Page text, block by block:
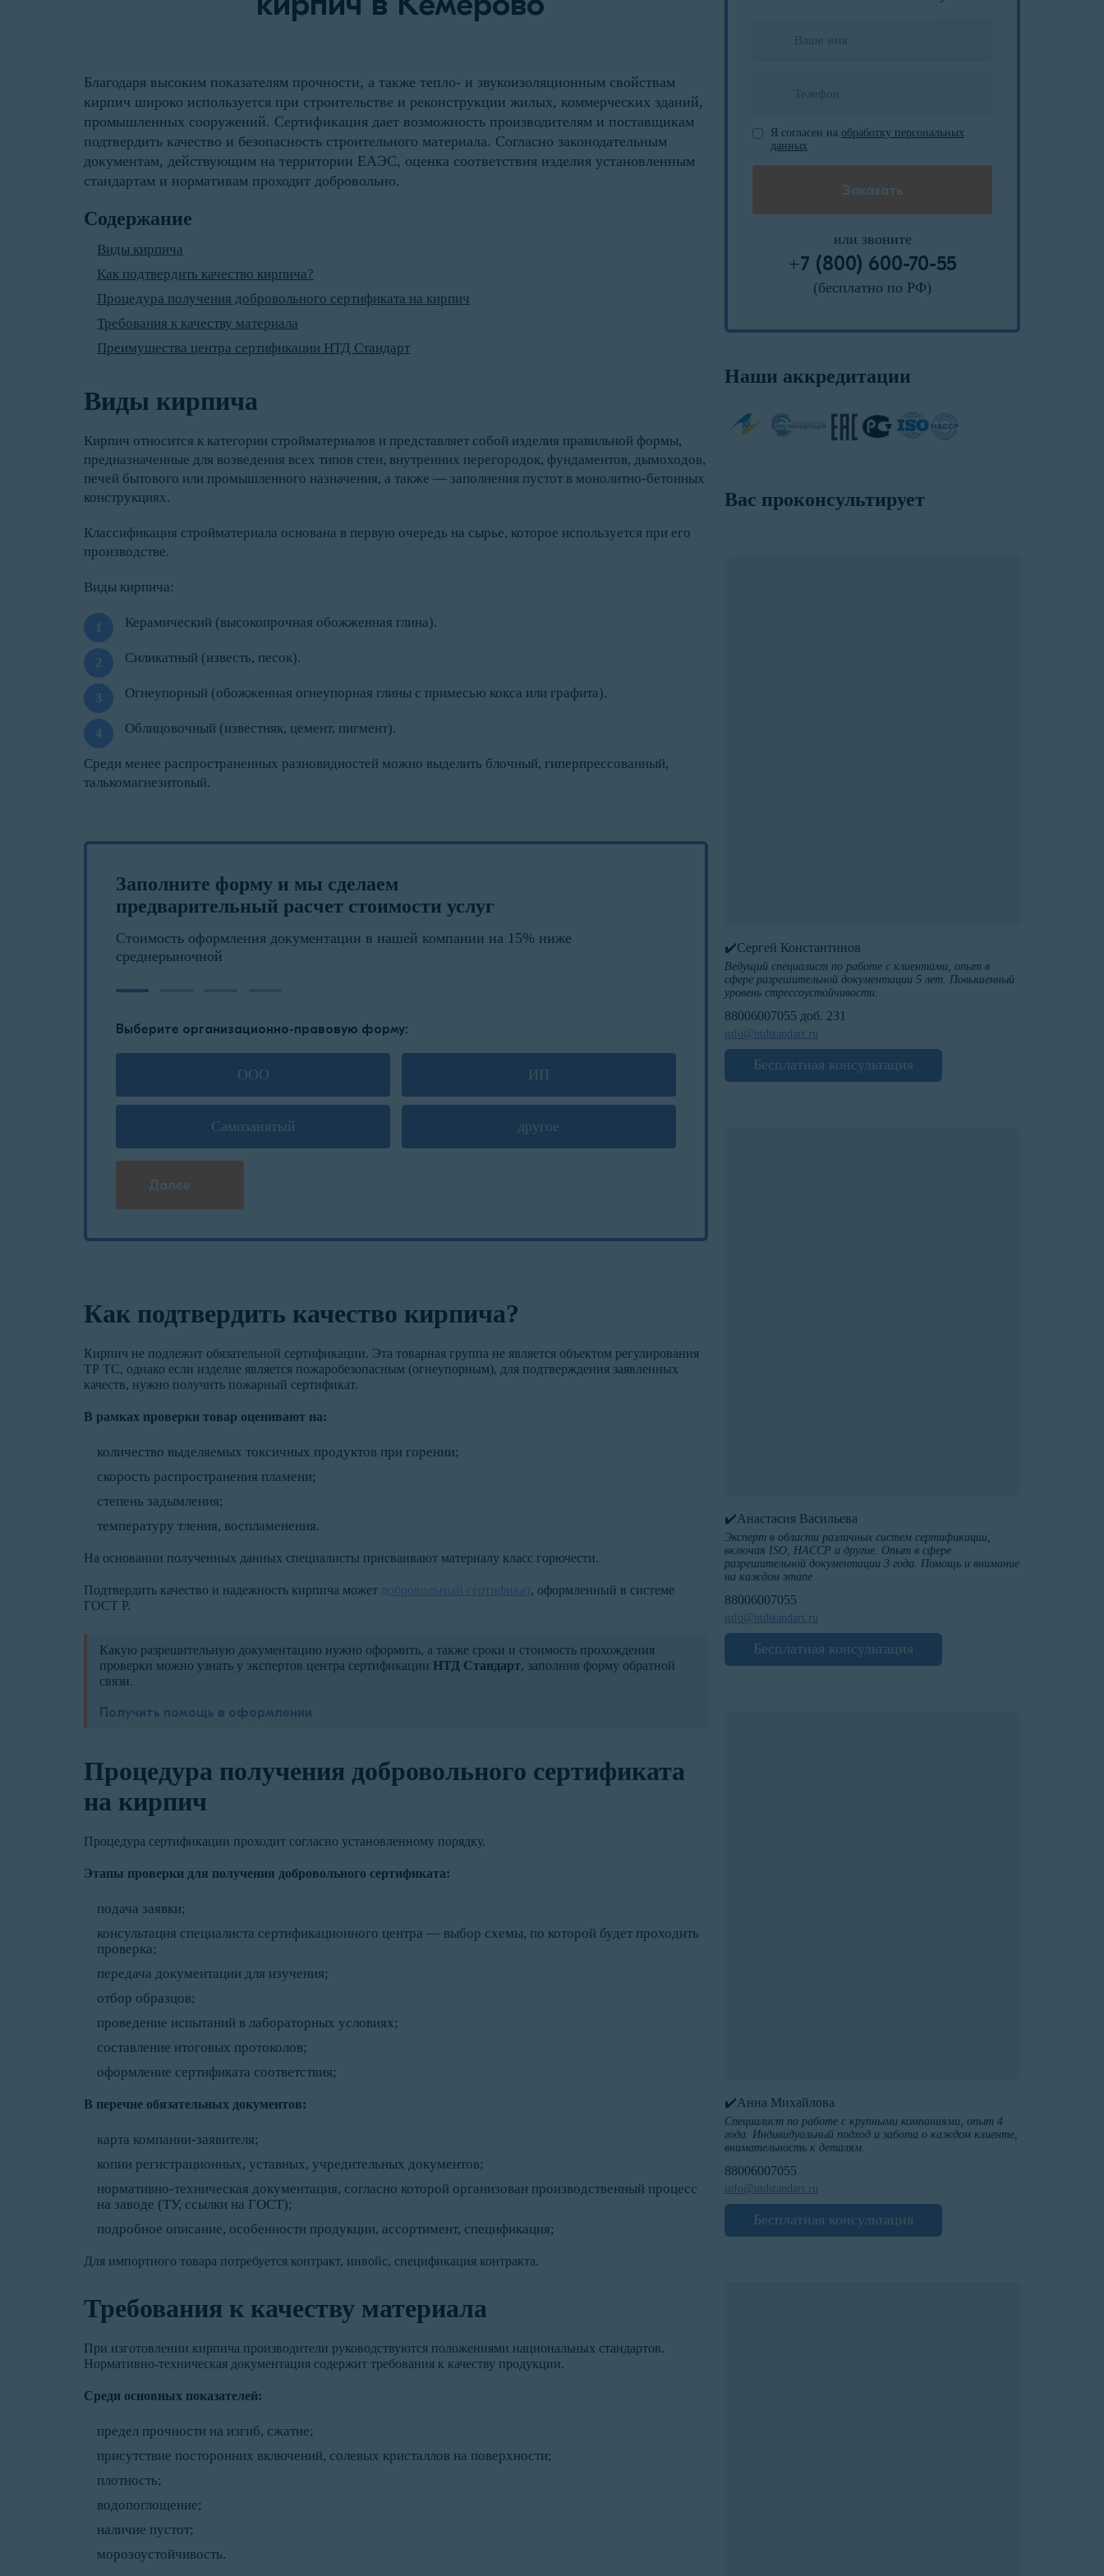
Благодаря высоким показателям прочности, а также тепло- и звукоизоляционным свойствам
кирпич широко используется при строительстве и реконструкции жилых, коммерческих зданий,
промышленных сооружений. Сертификация дает возможность производителям и поставщикам
подтвердить качество и безопасность строительного материала. Согласно законодательным
документам, действующим на территории ЕАЭС, оценка соответствия изделия установленным
стандартам и нормативам проходит добровольно.
Содержание
Виды кирпича
Как подтвердить качество кирпича?
Процедура получения добровольного сертификата на кирпич
Требования к качеству материала
Преимущества центра сертификации НТД Стандарт
Виды кирпича
Кирпич относится к категории стройматериалов и представляет собой изделия правильной формы,
предназначенные для возведения всех типов стен, внутренних перегородок, фундаментов, дымоходов,
печей бытового или промышленного назначения, а также — заполнения пустот в монолитно-бетонных
конструкциях.
Классификация стройматериала основана в первую очередь на сырье, которое используется при его
производстве.
Виды кирпича:
Керамический (высокопрочная обожженная глина).
Силикатный (известь, песок).
Огнеупорный (обожженная огнеупорная глины с примесью кокса или графита).
Облицовочный (известняк, цемент, пигмент).
Среди менее распространенных разновидностей можно выделить блочный, гиперпрессованный,
талькомагнезитовый.
Заполните форму и мы сделаем
предварительный расчет стоимости услуг
Стоимость оформления документации в нашей компании на 15% ниже
среднерыночной
Выберите организационно-правовую форму:
ООО ИП
Самозанятый другое
Далее
Как подтвердить качество кирпича?
Кирпич не подлежит обязательной сертификации. Эта товарная группа не является объектом регулирования
ТР ТС, однако если изделие является пожаробезопасным (огнеупорным), для подтверждения заявленных
качеств, нужно получить пожарный сертификат.
В рамках проверки товар оценивают на:
количество выделяемых токсичных продуктов при горении;
скорость распространения пламени;
степень задымления;
температуру тления, воспламенения.
На основании полученных данных специалисты присваивают материалу класс горючести.
Подтвердить качество и надежность кирпича может добровольный сертификат, оформленный в системе
ГОСТ Р.
Какую разрешительную документацию нужно оформить, а также сроки и стоимость прохождения
проверки можно узнать у экспертов центра сертификации НТД Стандарт, заполнив форму обратной
связи.
Получить помощь в оформлении
Процедура получения добровольного сертификата
на кирпич
Процедура сертификации проходит согласно установленному порядку.
Этапы проверки для получения добровольного сертификата:
подача заявки;
консультация специалиста сертификационного центра — выбор схемы, по которой будет проходить
проверка;
передача документации для изучения;
отбор образцов;
проведение испытаний в лабораторных условиях;
составление итоговых протоколов;
оформление сертификата соответствия;
В перечне обязательных документов:
карта компании-заявителя;
копии регистрационных, уставных, учредительных документов;
нормативно-техническая документация, согласно которой организован производственный процесс
на заводе (ТУ, ссылки на ГОСТ);
подробное описание, особенности продукции, ассортимент, спецификация;
Для импортного товара потребуется контракт, инвойс, спецификация контракта.
Требования к качеству материала
При изготовлении кирпича производители руководствуются положениями национальных стандартов.
Нормативно-техническая документация содержит требования к качеству продукции.
Среди основных показателей:
предел прочности на изгиб, сжатие;
присутствие посторонних включений, солевых кристаллов на поверхности;
плотность;
водопоглощение;
наличие пустот;
морозоустойчивость.
Я согласен на обработку персональных
данных
или звоните
+7 (800) 600-70-55
(бесплатно по РФ)
Наши аккредитации
Вас проконсультирует
✔️Сергей Константинов
Ведущий специалист по работе с клиентами, опыт в
сфере разрешительной документации 5 лет. Повышенный
уровень стрессоустойчивости.
88006007055 доб. 231
info@ntdstandart.ru
Бесплатная консультация
✔️Анастасия Васильева
Эксперт в области различных систем сертификации,
включая ISO, HACCP и другие. Опыт в сфере
разрешительной документации 3 года. Помощь и внимание
на каждом этапе
88006007055
info@ntdstandart.ru
Бесплатная консультация
✔️Анна Михайлова
Специалист по работе с крупными компаниями, опыт 4
года. Индивидуальный подход и забота о каждом клиенте,
внимательность к деталям.
88006007055
info@ntdstandart.ru
Бесплатная консультация